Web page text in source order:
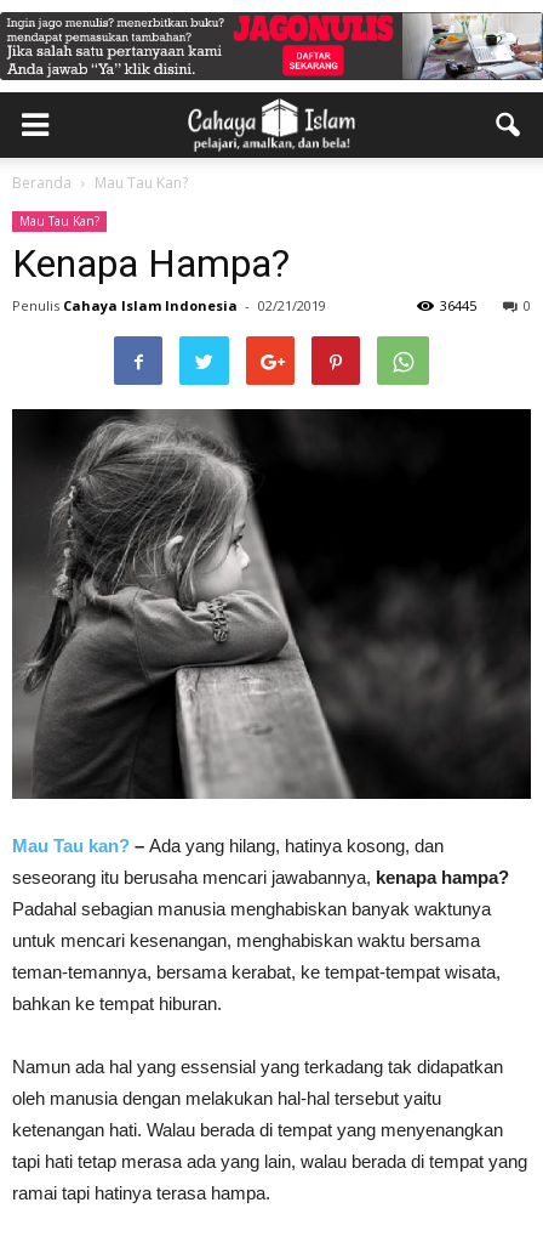
Beranda Mau Tau Kan?
Mau Tau Kan?
Kenapa Hampa?
Penulis Cahaya Islam Indonesia - 02/21/2019 0
36445
Mau Tau kan? – Ada yang hilang, hatinya kosong, dan
seseorang itu berusaha mencari jawabannya, kenapa hampa?
Padahal sebagian manusia menghabiskan banyak waktunya
untuk mencari kesenangan, menghabiskan waktu bersama
teman-temannya, bersama kerabat, ke tempat-tempat wisata,
bahkan ke tempat hiburan.
Namun ada hal yang essensial yang terkadang tak didapatkan
oleh manusia dengan melakukan hal-hal tersebut yaitu
ketenangan hati. Walau berada di tempat yang menyenangkan
tapi hati tetap merasa ada yang lain, walau berada di tempat yang
ramai tapi hatinya terasa hampa.